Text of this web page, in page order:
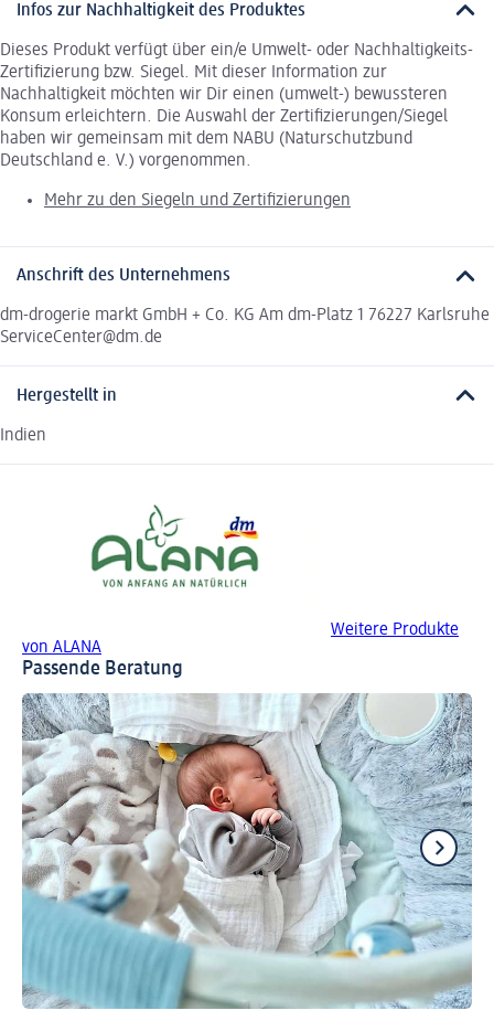
Infos zur Nachhaltigkeit des Produktes
Dieses Produkt verfügt über ein/e Umwelt- oder Nachhaltigkeits-
Zertifizierung bzw. Siegel. Mit dieser Information zur
Nachhaltigkeit möchten wir Dir einen (umwelt-) bewussteren
Konsum erleichtern. Die Auswahl der Zertifizierungen/Siegel
haben wir gemeinsam mit dem NABU (Naturschutzbund
Deutschland e. V.) vorgenommen.
Mehr zu den Siegeln und Zertifizierungen
Anschrift des Unternehmens
dm-drogerie markt GmbH + Co. KG Am dm-Platz 1 76227 Karlsruhe
ServiceCenter@dm.de
Hergestellt in
Indien
Weitere Produkte
von ALANA
Passende Beratung